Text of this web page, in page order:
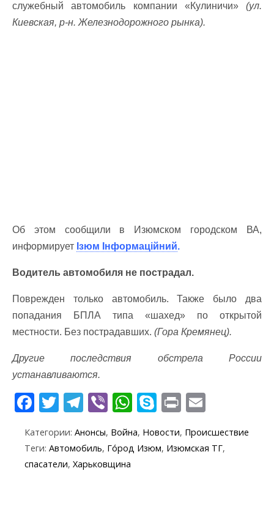
служебный автомобиль компании «Кулиничи»(ул.
Киевская, р-н. Железнодорожного рынка).
Об этом сообщили в Изюмском городском ВА,
информирует Ізюм Інформаційний.
Водитель автомобиля не пострадал.
Поврежден только автомобиль. Также было два
попадания БПЛА типа «шахед» по открытой
местности. Без пострадавших. (Гора Кремянец).
Другие последствия обстрела России
устанавливаются.
F
e
b
T
itt
er
T
e
gr
Vi
er
W
at
s
S
y
p
Pr
t ai
Категории: Анонсы, Война, Новости, Происшествие
Теги: Автомобиль, Го́род Изюм, Изюмская ТГ,
спасатели, Харьковщина